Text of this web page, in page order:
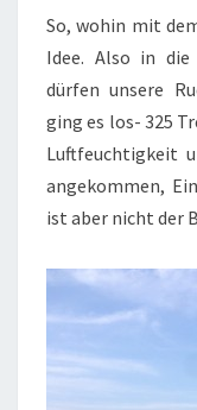
So, wohin mit
Idee. Also in
dürfen unsere
ging es los- 325
Luftfeuchtigkeit
angekommen,
ist aber nicht der